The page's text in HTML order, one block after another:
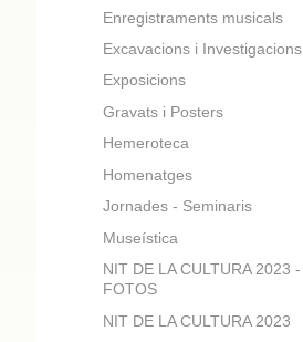
Enregistraments musicals
Excavacions i Investigacions
Exposicions
Gravats i Posters
Hemeroteca
Homenatges
Jornades - Seminaris
Museística
NIT DE LA CULTURA 2023 -
FOTOS
NIT DE LA CULTURA 2023